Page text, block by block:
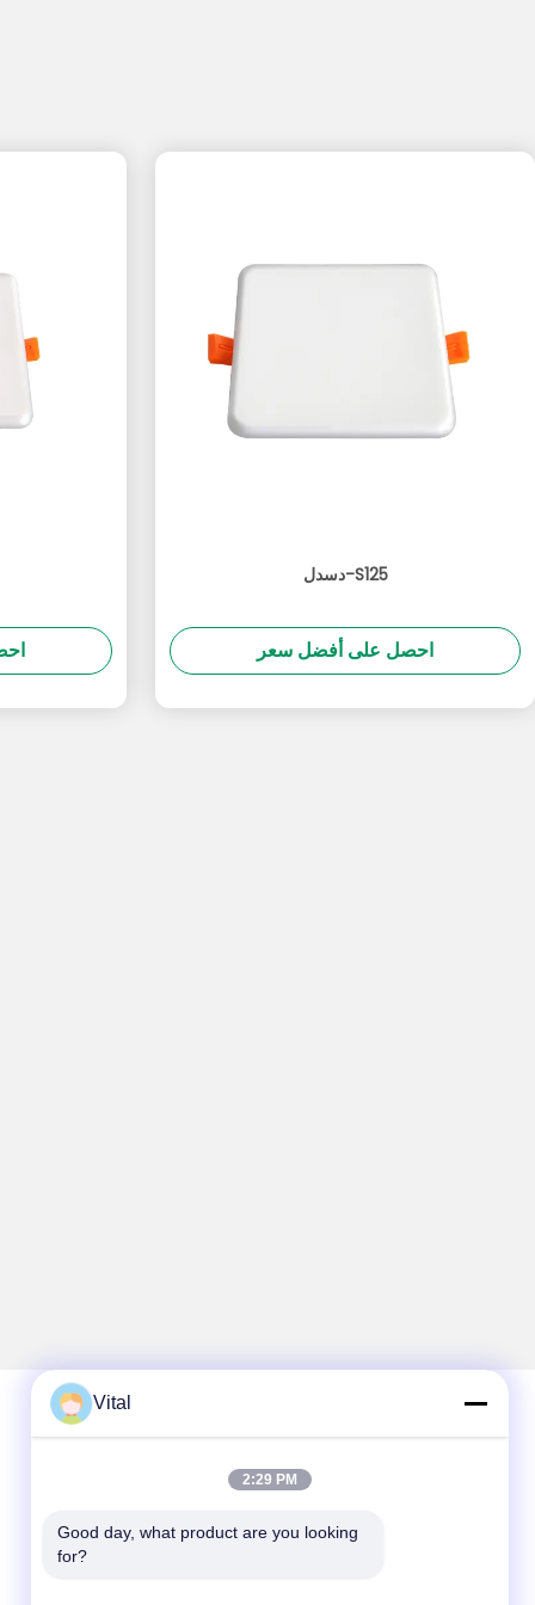
دسدل-S125
احصل على أفضل سعر
الهاتف
Vital
2:29 PM
Good day, what product are you looking
for?